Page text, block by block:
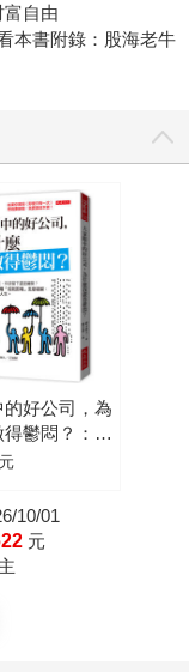
自由
本書附錄：股海老牛
的好公司，為
鬱悶？：
往變成消
最常遇到的
困境」怎麼
合理卻不合
元
10/01
元